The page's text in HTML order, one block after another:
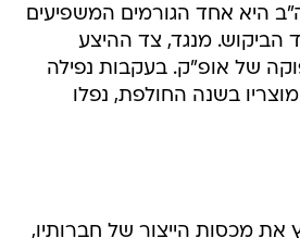
היא אחד הגורמים המשפיעים
הביקוש. מנגד, צד ההיצע
של אופ"ק. בעקבות נפילה
בשנה החולפת, נפלו
את מכסות הייצור של חברותיו,